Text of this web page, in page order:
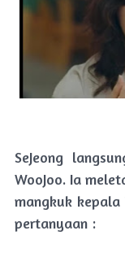
SeJeong
WooJoo. Ia
mangkuk
pertanyaan :